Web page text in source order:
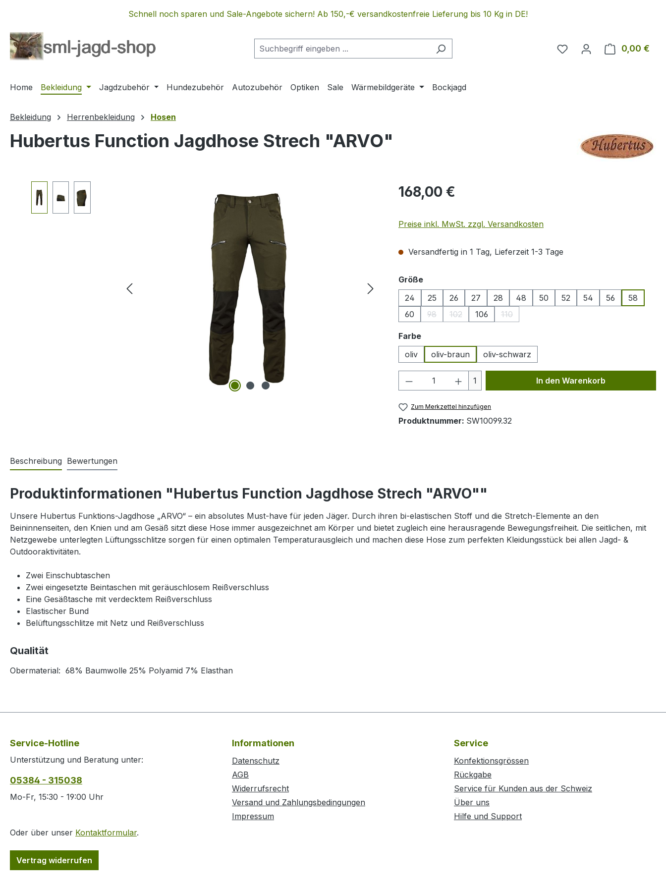
Zur Hauptnavigation springenSchnell noch sparen und Sale-Angebote sichern! Ab 150,-€ versandkostenfreie Lieferung bis 10 Kg in DE!
Du hast 0 Produkte auf
0,00 €
Home Bekleidung Jagdzubehör Hundezubehör Autozubehör Optiken Sale Wärmebildgeräte Bockjagd
Bekleidung Herrenbekleidung Hosen
Hubertus Function Jagdhose Strech "ARVO"
Regulärer Preis:
168,00 €
Preise inkl. MwSt. zzgl. Versandkosten
Versandfertig in 1 Tag, Lieferzeit 1-3 Tage
Größeauswählen
24
25 26 27 28 48 50 52 54 56
58
60
98
(Diese Option ist zurzeit nicht verfügbar.)
102
(Diese Option ist zurzeit nicht verfügbar.)
106 110
(Diese Option ist zurzeit nicht verfügbar.)
Farbeauswählen
oliv
oliv-braun oliv-schwarz
Produkt Anzahl: Gib den gewünschten Wert
1 In den Warenkorb
Zum Merkzettel hinzufügen
Produktnummer: SW10099.32
Beschreibung Bewertungen
Produktinformationen "Hubertus Function Jagdhose Strech "ARVO""
Unsere Hubertus Funktions-Jagdhose „ARVO“ – ein absolutes Must-have für jeden Jäger. Durch ihren bi-elastischen Stoff und die Stretch-Elemente an den
Beininnenseiten, den Knien und am Gesäß sitzt diese Hose immer ausgezeichnet am Körper und bietet zugleich eine herausragende Bewegungsfreiheit. Die seitlichen, mit
Netzgewebe unterlegten Lüftungsschlitze sorgen für einen optimalen Temperaturausgleich und machen diese Hose zum perfekten Kleidungsstück bei allen Jagd- &
Outdooraktivitäten.
Zwei Einschubtaschen
Zwei eingesetzte Beintaschen mit geräuschlosem Reißverschluss
Eine Gesäßtasche mit verdecktem Reißverschluss
Elastischer Bund
Belüftungsschlitze mit Netz und Reißverschluss
Qualität
Obermaterial: 68% Baumwolle 25% Polyamid 7% Elasthan
Service-Hotline
Unterstützung und Beratung unter:
05384 - 315038
Mo-Fr, 15:30 - 19:00 Uhr
Oder über unser Kontaktformular.
Vertrag widerrufen
Informationen
Datenschutz
AGB
Widerrufsrecht
Versand und Zahlungsbedingungen
Impressum
Service
Konfektionsgrössen
Rückgabe
Service für Kunden aus der Schweiz
Über uns
Hilfe und Support